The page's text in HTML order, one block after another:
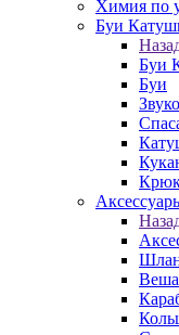
Химия по
Буи
Буи
Буи